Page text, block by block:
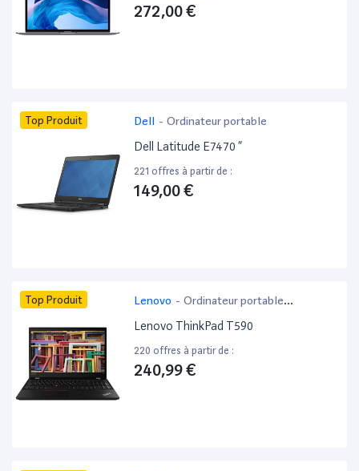
272,00 €
Top Produit Dell - Ordinateur portable
Dell Latitude E7470 ”
221 offres à partir de :
149,00 €
Top Produit Lenovo - Ordinateur portable
bureautique
Lenovo ThinkPad T590
220 offres à partir de :
240,99 €